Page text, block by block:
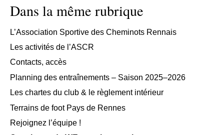
Dans la même rubrique
L’Association Sportive des Cheminots Rennais
Les activités de l’ASCR
Contacts, accès
Planning des entraînements – Saison 2025–2026
Les chartes du club & le règlement intérieur
Terrains de foot Pays de Rennes
Rejoignez l’équipe !